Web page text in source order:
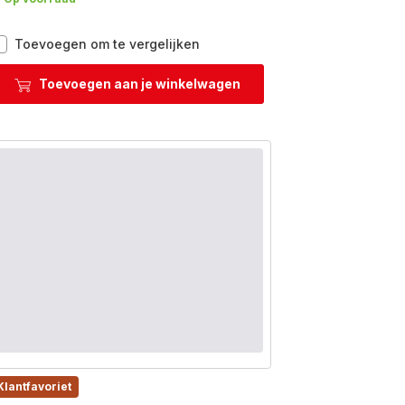
Toevoegen om te vergelijken
XL
GC724D
9
Toevoegen aan je winkelwagen